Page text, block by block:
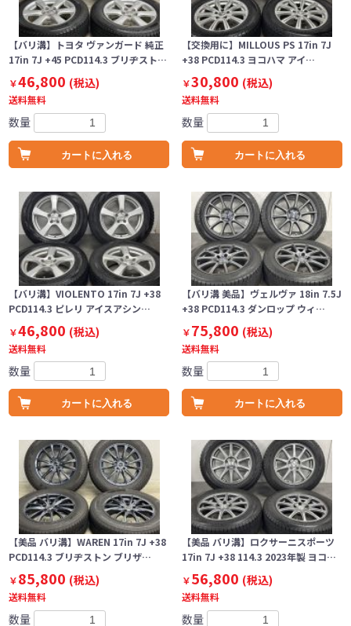
【バリ溝】トヨタ ヴァンガード 純正
17in 7J +45 PCD114.3 ブリヂスト…
￥46,800 (税込)
送料無料
数量
カートに入れる
【交換用に】MILLOUS PS 17in 7J
+38 PCD114.3 ヨコハマ アイ…
￥30,800 (税込)
送料無料
数量
カートに入れる
【バリ溝】VIOLENTO 17in 7J +38
PCD114.3 ピレリ アイスアシン…
￥46,800 (税込)
送料無料
数量
カートに入れる
【バリ溝 美品】ヴェルヴァ 18in 7.5J
+38 PCD114.3 ダンロップ ウィ…
￥75,800 (税込)
送料無料
数量
カートに入れる
【美品 バリ溝】WAREN 17in 7J +38
PCD114.3 ブリヂストン ブリザ…
￥85,800 (税込)
送料無料
数量
【美品 バリ溝】ロクサーニスポーツ
17in 7J +38 114.3 2023年製 ヨコ…
￥56,800 (税込)
送料無料
数量